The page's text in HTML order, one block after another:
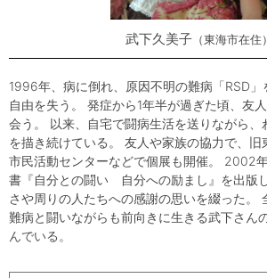
武下久美子 東海市在住
1996年、病に倒れ、原因不明の難病「RSD
自由を失う。 発症から1年半が過ぎた頃、友
会う。 以来、自宅で闘病生活を送りながら、
を描き続けている。 友人や家族の協力で、
市民活動センターなどで個展も開催。 2002
書『自分との闘い 自分への励まし』を出版
さや周りの人たちへの感謝の思いを綴った。
難病と闘いながらも前向きに生きる武下さん
んでいる。